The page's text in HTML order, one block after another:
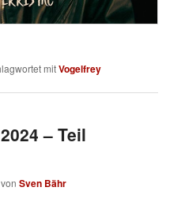
mitVogelfrey
– Teil
vonSven Bähr